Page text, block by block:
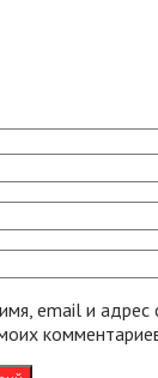
email и адрес